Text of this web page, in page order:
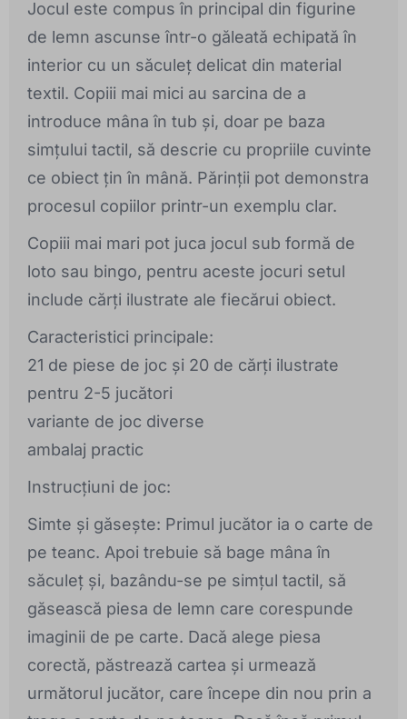
Jocul este compus în principal din figurine
de lemn ascunse într-o găleată echipată în
interior cu un săculeț delicat din material
textil. Copiii mai mici au sarcina de a
introduce mâna în tub și, doar pe baza
simțului tactil, să descrie cu propriile cuvinte
ce obiect țin în mână. Părinții pot demonstra
procesul copiilor printr-un exemplu clar.
Copiii mai mari pot juca jocul sub formă de
loto sau bingo, pentru aceste jocuri setul
include cărți ilustrate ale fiecărui obiect.
Caracteristici principale:
21 de piese de joc și 20 de cărți ilustrate
pentru 2-5 jucători
variante de joc diverse
ambalaj practic
Instrucțiuni de joc:
Simte și găsește: Primul jucător ia o carte de
pe teanc. Apoi trebuie să bage mâna în
săculeț și, bazându-se pe simțul tactil, să
găsească piesa de lemn care corespunde
imaginii de pe carte. Dacă alege piesa
corectă, păstrează cartea și urmează
următorul jucător, care începe din nou prin a